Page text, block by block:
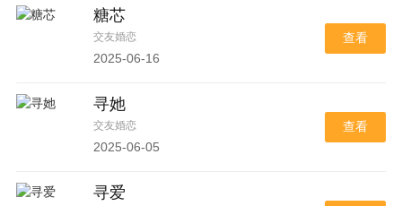
糖芯
交友婚恋
2025-06-16
查看
寻她
交友婚恋
2025-06-05
查看
寻爱